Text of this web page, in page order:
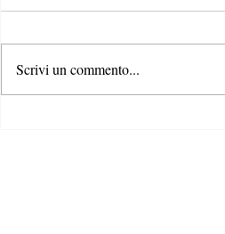
Scrivi un commento...